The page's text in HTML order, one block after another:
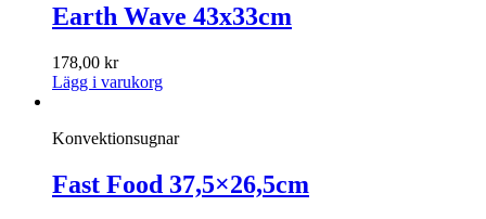
Earth Wave 43x33cm
178,00 kr
Lägg i varukorg
Konvektionsugnar
Fast Food 37,5×26,5cm